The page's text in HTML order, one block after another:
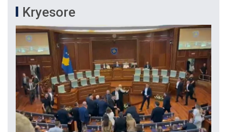
Kryesore